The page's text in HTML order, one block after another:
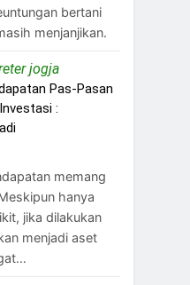
bertani
menjanjikan.
jogjaon
Pas-Pasan
:
memang
hanya
jika dilakukan
menjadi aset